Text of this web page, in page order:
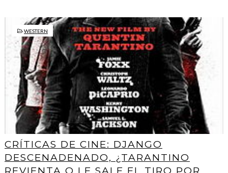
WESTERN
CRÍTICAS DE CINE: DJANGO
DESCENADENADO, ¿TARANTINO